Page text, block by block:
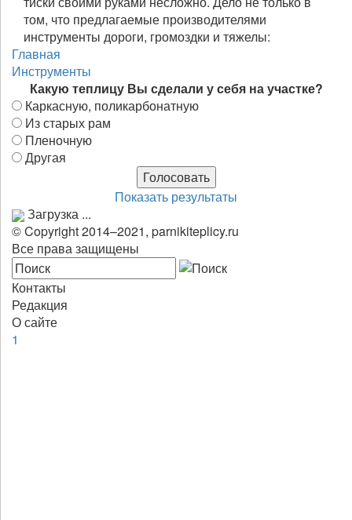
том, что предлагаемые производителями
инструменты дороги, громоздки и тяжелы:
Главная
Инструменты
Какую теплицу Вы сделали у себя на участке?
Каркасную, поликарбонатную
Из старых рам
Пленочную
Другая
Показать результаты
Загрузка ...
© Copyright 2014–2021, parnikiteplicy.ru
Все права защищены
Контакты
Редакция
О сайте
1